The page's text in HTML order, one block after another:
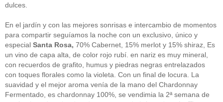
Murcia
quesos(3)
Restaurantes
rutas de tapas
(2)
Setas(1)
Sin categoría(348)
solidaridad(1)
tapas (2)
" ALT="RSS" /> SUSCRÍBETE
dulces.
En el jardín y con las mejores sonrisas e intercambio de momentos
para compartir seguíamos la noche con un exclusivo, único y
especial Santa Rosa, 70% Cabernet, 15% merlot y 15% shiraz, Es
un vino de capa alta, de color rojo rubí. en nariz es muy mineral,
con recuerdos de grafito, humus y piedras negras entrelazados
con toques florales como la violeta. Con un final de locura. La
suavidad y el mejor aroma venía de la mano del Chardonnay
Fermentado, es chardonnay 100%, se vendimia la 2ª semana de